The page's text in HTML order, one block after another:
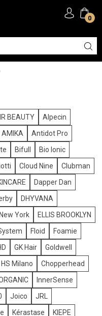
0
BEAUTY
Alpecin
AMIKA
Antidot Pro
Bifull
Bio Ionic
Cloud Nine
Clubman
Dapper Dan
DHYVANA
York
ELLIS BROOKLYN
Floid
Foamie
GK Hair
Goldwell
HS Milano
Chopperhead
InnerSense
Joico
JRL
Kérastase
KIEPE